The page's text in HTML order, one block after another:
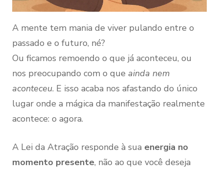
A mente tem mania de viver pulando entre o
passado e o futuro, né?
Ou ficamos remoendo o que já aconteceu, ou
nos preocupando com o que ainda nem
aconteceu. E isso acaba nos afastando do único
lugar onde a mágica da manifestação realmente
acontece: o agora.
A Lei da Atração responde à sua energia no
momento presente, não ao que você deseja